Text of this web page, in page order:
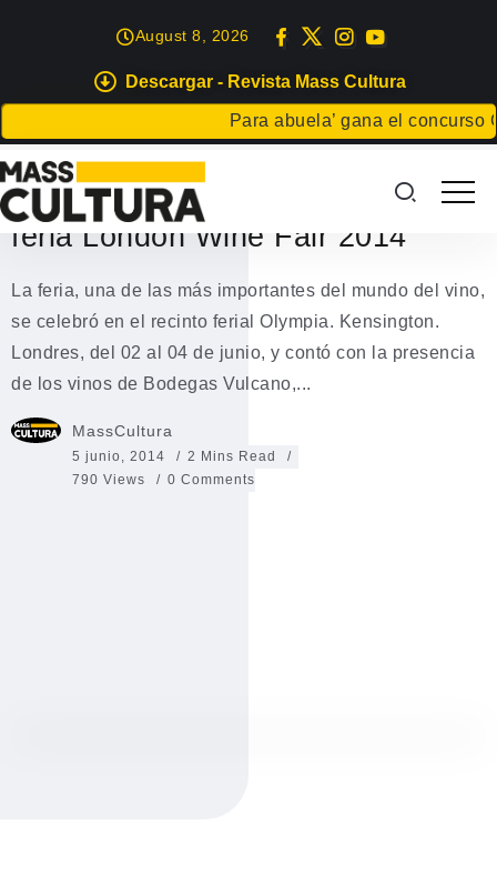
Descargar - Revista Mass Cultura
Para abuela’ gana el concurso
August 8, 2026
GASTRONOMÍA
Los vinos de 6 bodegas de
Lanzarote se promocionan en la
feria London Wine Fair 2014
La feria, una de las más importantes del mundo del vino,
se celebró en el recinto ferial Olympia. Kensington.
Londres, del 02 al 04 de junio, y contó con la presencia
de los vinos de Bodegas Vulcano,...
MassCultura
5 junio, 2014
2 Mins Read
790 Views
0 Comments